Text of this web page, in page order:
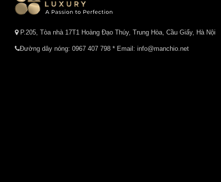
P.205, Tòa nhà 17T1 Hoàng Đạo Thúy, Trung Hòa, Cầu Giấy, Hà Nội
Đường dây nóng: 0967 407 798 * Email: info@manchio.net